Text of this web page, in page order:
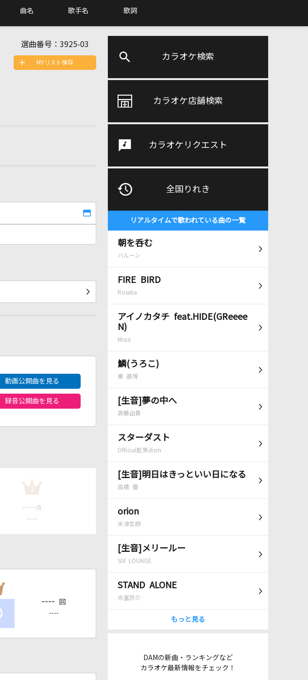
曲名 歌手名 歌詞
カラオケ検索
カラオケ店舗検索
カラオケリクエスト
全国りれき
リアルタイムで歌われている曲の一覧
朝を呑む
バルーン
FIRE BIRD
Roselia
アイノカタチ feat.HIDE(GReeee
N)
Misia
鱗(うろこ)
秦 基博
[生音]夢の中へ
斉藤由貴
スターダスト
Official髭男dism
[生音]明日はきっといい日になる
高橋 優
orion
米津玄師
[生音]メリールー
SIX LOUNGE
STAND ALONE
氷室京介
もっと見る
DAMの新曲・ランキングなど
カラオケ最新情報をチェック！
選曲番号： 3925-03
MYリスト保存
動画公開曲を見る
録音公開曲を見る
3
---- 点
----
---- 回
----